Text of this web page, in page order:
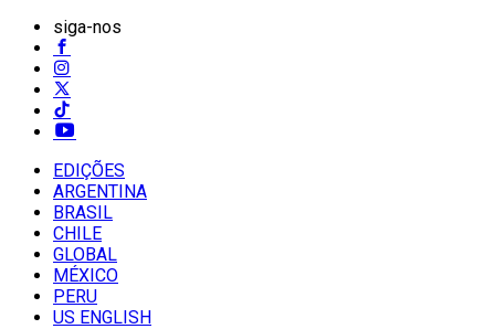
siga-nos
EDIÇÕES
ARGENTINA
BRASIL
CHILE
GLOBAL
MÉXICO
PERU
US ENGLISH